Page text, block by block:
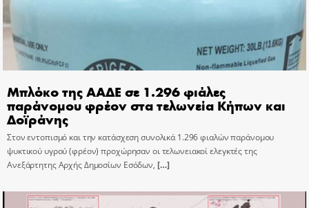
Μπλόκο της ΑΑΔΕ σε 1.296 φιάλες
παράνομου φρέον στα τελωνεία Κήπων και
Δοϊράνης
Στον εντοπισμό και την κατάσχεση συνολικά 1.296 φιαλών παράνομου
ψυκτικού υγρού (φρέον) προχώρησαν οι τελωνειακοί ελεγκτές της
Ανεξάρτητης Αρχής Δημοσίων Εσόδων, […]